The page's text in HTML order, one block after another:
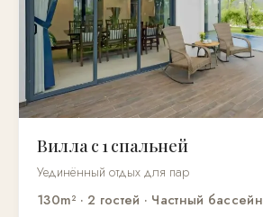
Вилла с 1 спальней
Уединённый отдых для пар
130m² · 2 гостей · Частный бассейн